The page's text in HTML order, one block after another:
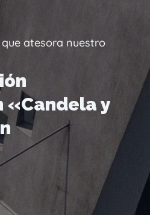
atesora nuestro
«Candela y